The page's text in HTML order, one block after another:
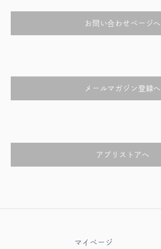
お問い合わせページへ
メールマガジン登録へ
アプリストアへ
マイページ